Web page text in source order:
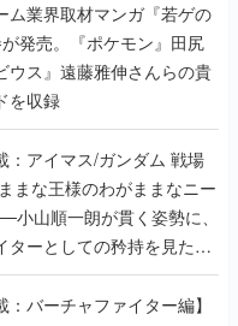
ム業界取材マンガ『若ゲの
発売。『ポケモン』田尻
ウス』遠藤雅伸さんらの貴
を収録
アイマス/ガンダム 戦場
まな王様のわがままなニー
小山順一朗が貫く姿勢に、
ターとしての矜持を見た
最終回】
：バーチャファイター編】